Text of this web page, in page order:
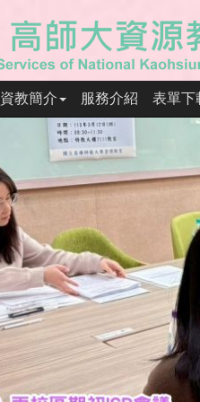
資教簡介 服務介紹 表單下